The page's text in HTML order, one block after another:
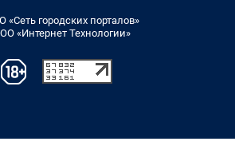
«Сеть городских порталов»
«Интернет Технологии»